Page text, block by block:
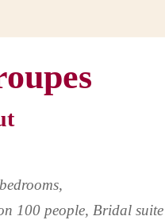
100 people, Bridal suite